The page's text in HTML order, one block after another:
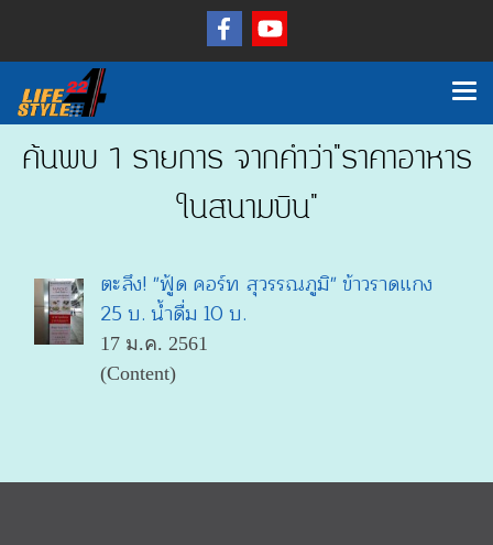
ค้นพบ 1 รายการ จากคำว่า"ราคาอาหาร
ในสนามบิน"
ตะลึง! "ฟู้ด คอร์ท สุวรรณภูมิ" ข้าวราดแกง
25 บ. น้ำดื่ม 10 บ.
17 ม.ค. 2561
(Content)